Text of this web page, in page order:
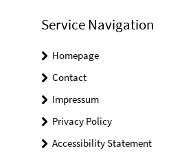
Service Navigation
Homepage
Contact
Impressum
Privacy Policy
Accessibility Statement